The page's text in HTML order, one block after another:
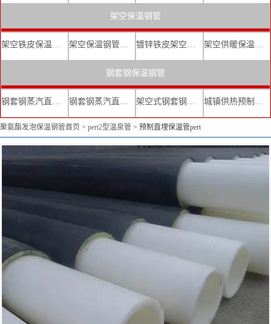
架空保温钢管
架空铁皮保温钢管 架空保温钢管厂家 镀锌铁皮架空保温管 架空供暖保温钢管
钢套钢保温钢管
钢套钢蒸汽直埋复合保温管 钢套钢蒸汽直埋保温管厂家 架空式钢套钢保温管 城镇供热预制直埋蒸汽保温管
聚氨酯发泡保温钢管首页 > pert2型温泉管 > 预制直埋保温管pert